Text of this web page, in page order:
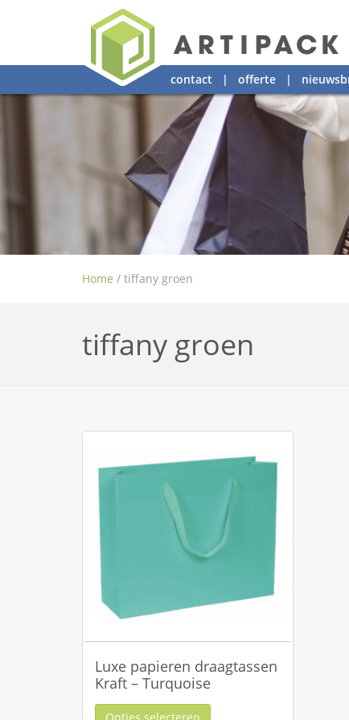
contact | offerte |
Home / tiffany groen
tiffany groen
Luxe papieren draagtassen
Kraft – Turquoise
Opties selecteren